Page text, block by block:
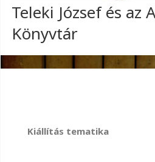
Teleki József és az
Könyvtár
Kiállítás tematika